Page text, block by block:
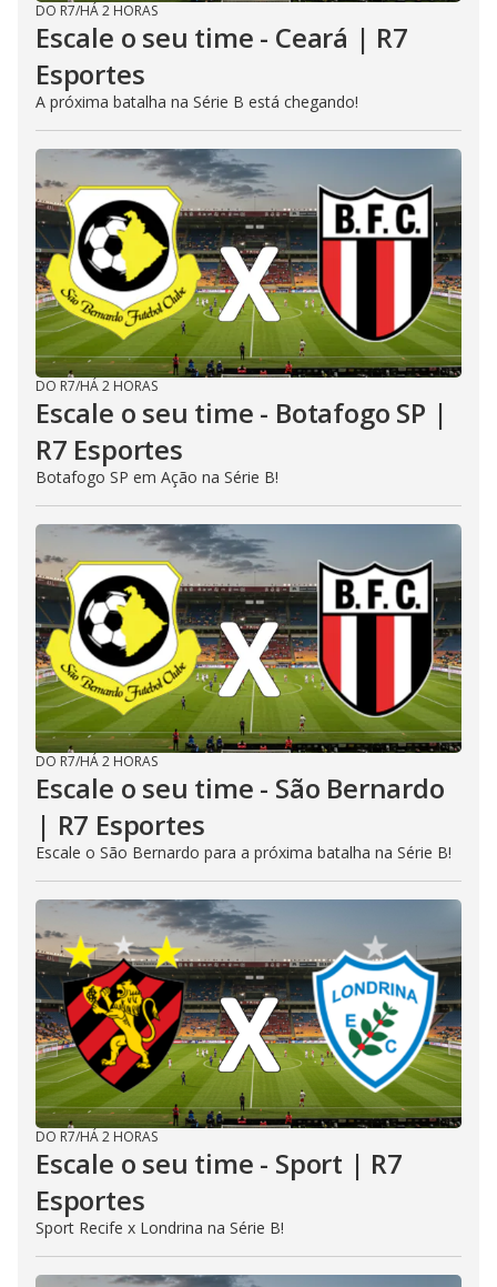
DO R7/HÁ 2 HORAS
Escale o seu time - Ceará | R7
Esportes
A próxima batalha na Série B está chegando!
DO R7/HÁ 2 HORAS
Escale o seu time - Botafogo SP |
R7 Esportes
Botafogo SP em Ação na Série B!
DO R7/HÁ 2 HORAS
Escale o seu time - São Bernardo
| R7 Esportes
Escale o São Bernardo para a próxima batalha na Série B!
DO R7/HÁ 2 HORAS
Escale o seu time - Sport | R7
Esportes
Sport Recife x Londrina na Série B!